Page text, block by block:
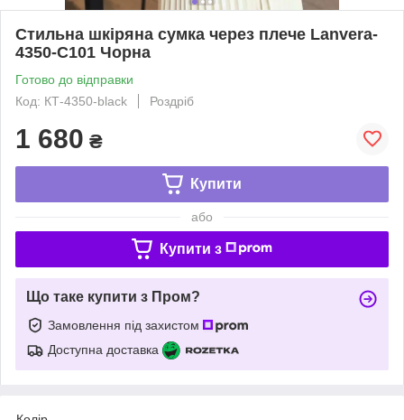
Стильна шкіряна сумка через плече Lanvera-
4350-С101 Чорна
Готово до відправки
Код: КТ-4350-black
Роздріб
1 680 ₴
Купити
або
Купити з
Що таке купити з Пром?
Замовлення під захистом
Доступна доставка